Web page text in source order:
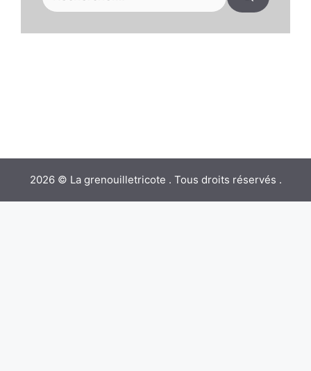
2026 © La grenouilletricote . Tous droits réservés .